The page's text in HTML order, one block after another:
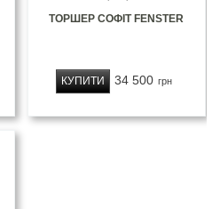
ТОРШЕР СОФІТ FENSTER
34 500 грн
КУПИТИ